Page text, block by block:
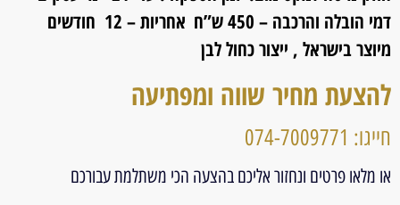
דמי הובלה והרכבה – 450 ש”ח
אחריות – 12 חודשים
מיוצר בישראל , ייצור כחול לבן
להצעת מחיר שווה ומפתיעה
חייגו: 074-7009771
או מלאו פרטים ונחזור אליכם בהצעה הכי משתלמת עבורכם